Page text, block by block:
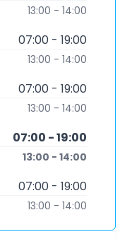
13:00 - 14:00
07:00 - 19:00
13:00 - 14:00
07:00 - 19:00
13:00 - 14:00
07:00 - 19:00
13:00 - 14:00
07:00 - 19:00
13:00 - 14:00